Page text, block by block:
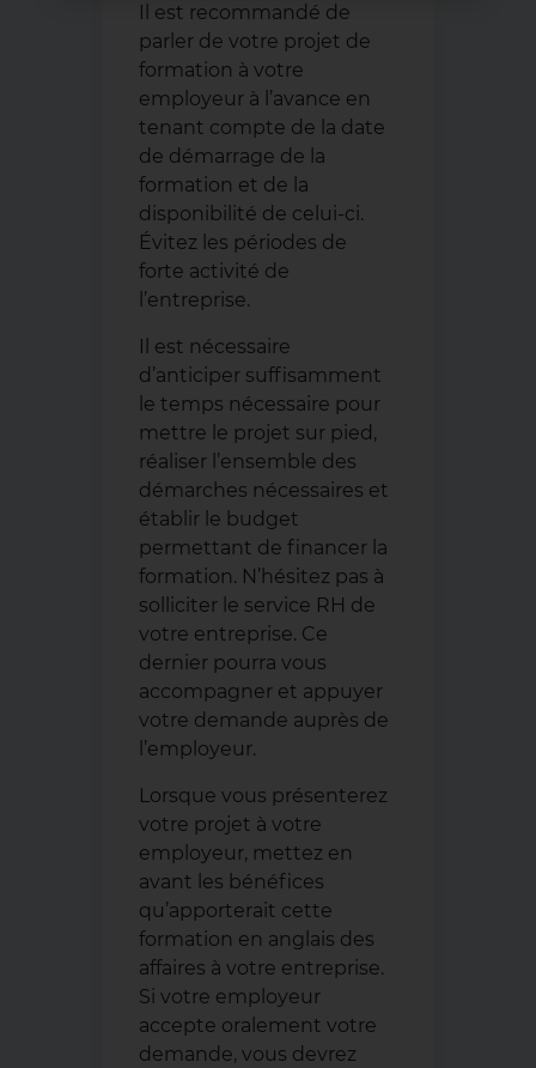
Il est recommandé de
parler de votre projet de
formation à votre
employeur à l’avance en
tenant compte de la date
de démarrage de la
formation et de la
disponibilité de celui-ci.
Évitez les périodes de
forte activité de
l’entreprise.
Il est nécessaire
d’anticiper suffisamment
le temps nécessaire pour
mettre le projet sur pied,
réaliser l’ensemble des
démarches nécessaires et
établir le budget
permettant de financer la
formation. N’hésitez pas à
solliciter le service RH de
votre entreprise. Ce
dernier pourra vous
accompagner et appuyer
votre demande auprès de
l’employeur.
Lorsque vous présenterez
votre projet à votre
employeur, mettez en
avant les bénéfices
qu’apporterait cette
formation en anglais des
affaires à votre entreprise.
Si votre employeur
accepte oralement votre
demande, vous devrez